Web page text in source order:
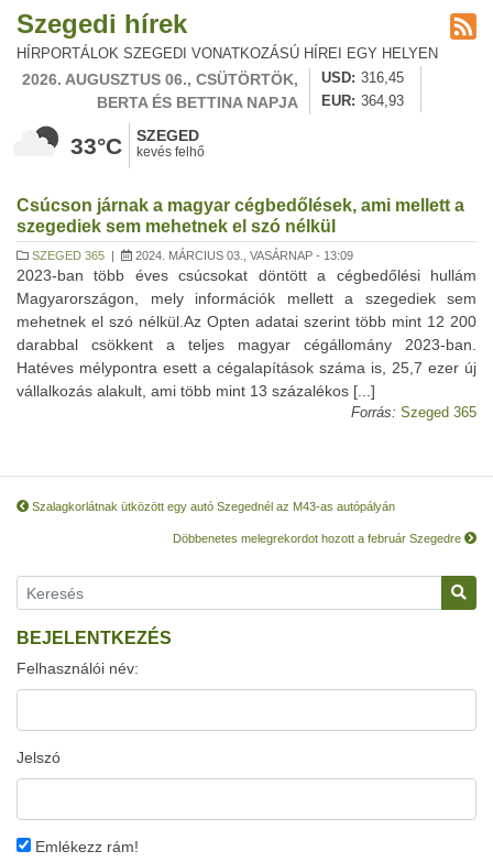
Szegedi hírek
HÍRPORTÁLOK SZEGEDI VONATKOZÁSÚ HÍREI EGY HELYEN
2026. AUGUSZTUS 06., CSÜTÖRTÖK,
BERTA ÉS BETTINA NAPJA
USD
316,45
EUR
364,93
33°C SZEGED
kevés felhő
Csúcson járnak a magyar cégbedőlések, ami mellett a
szegediek sem mehetnek el szó nélkül
SZEGED 365 | 2024. MÁRCIUS 03., VASÁRNAP - 13:09
2023-ban több éves csúcsokat döntött a cégbedőlési hullám
Magyarországon, mely információk mellett a szegediek sem
mehetnek el szó nélkül.Az Opten adatai szerint több mint 12 200
darabbal csökkent a teljes magyar cégállomány 2023-ban.
Hatéves mélypontra esett a cégalapítások száma is, 25,7 ezer új
vállalkozás alakult, ami több mint 13 százalékos [...]
Forrás: Szeged 365
Szalagkorlátnak ütközött egy autó Szegednél az M43-as autópályán
Döbbenetes melegrekordot hozott a február Szegedre
BEJELENTKEZÉS
Felhasználói név:
Jelszó
Emlékezz rám!